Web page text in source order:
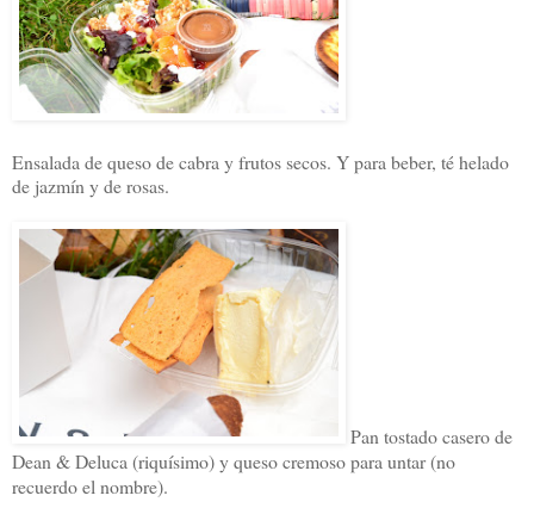
Ensalada de queso de cabra y frutos secos. Y para beber, té helado
de jazmín y de rosas.
Pan tostado casero de
Dean & Deluca (riquísimo) y queso cremoso para untar (no
recuerdo el nombre).